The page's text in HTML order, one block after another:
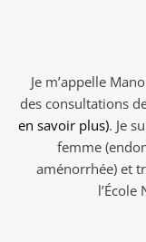
Je m’appelle
des consultations
en savoir plus). Je
femme
aménorrhée) et